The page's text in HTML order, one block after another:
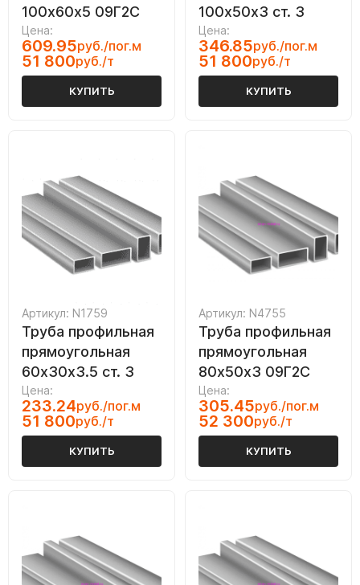
100х60х5 09Г2С
Цена:
609.95руб./пог.м
51 800руб./т
КУПИТЬ
100х50х3 ст. 3
Цена:
346.85руб./пог.м
51 800руб./т
КУПИТЬ
Артикул: N1759
Труба профильная
прямоугольная
60х30х3.5 ст. 3
Цена:
233.24руб./пог.м
51 800руб./т
КУПИТЬ
Артикул: N4755
Труба профильная
прямоугольная
80х50х3 09Г2С
Цена:
305.45руб./пог.м
52 300руб./т
КУПИТЬ